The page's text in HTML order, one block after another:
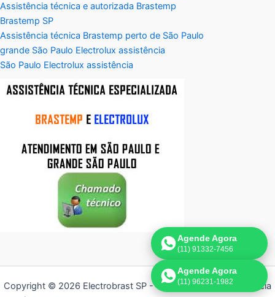
Assistência técnica e autorizada Brastemp
Brastemp SP
Assistência técnica Brastemp perto de São Paulo
grande São Paulo Electrolux assistência
São Paulo Electrolux assistência
Copyright © 2026 Electrobrast SP - 11 3836-9554 | Assistência
Agende Agora
(11) 91332-7456
Agende Agora
(11) 96231-1982